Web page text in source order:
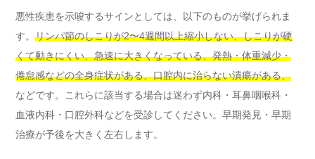
悪性疾患を示唆するサインとしては、以下のものが挙げられま
す。 リンパ節のしこりが2〜4週間以上縮小しない、しこりが硬
くて動きにくい、急速に大きくなっている、発熱・体重減少・
倦怠感などの全身症状がある、口腔内に治らない潰瘍がある、
などです。これらに該当する場合は迷わず内科・耳鼻咽喉科・
血液内科・口腔外科などを受診してください。早期発見・早期
治療が予後を大きく左右します。